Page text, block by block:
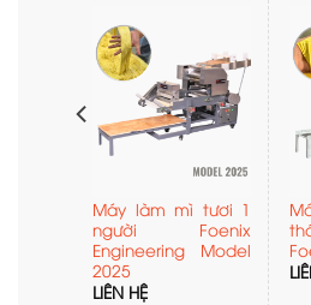
Máy làm mì tươi 1
người Foenix
Engineering Model
2025
LIÊN HỆ